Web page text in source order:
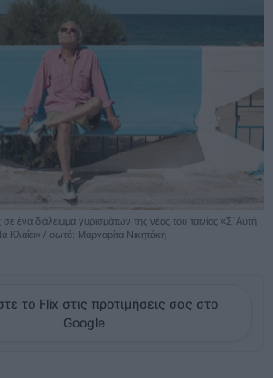
ένα διάλειμμα γυρισμάτων της νέας του ταινίας «Σ΄Αυτή
Κλαίει» / φωτό: Μαργαρίτα Νικητάκη
το Flix στις προτιμήσεις σας στο
Google